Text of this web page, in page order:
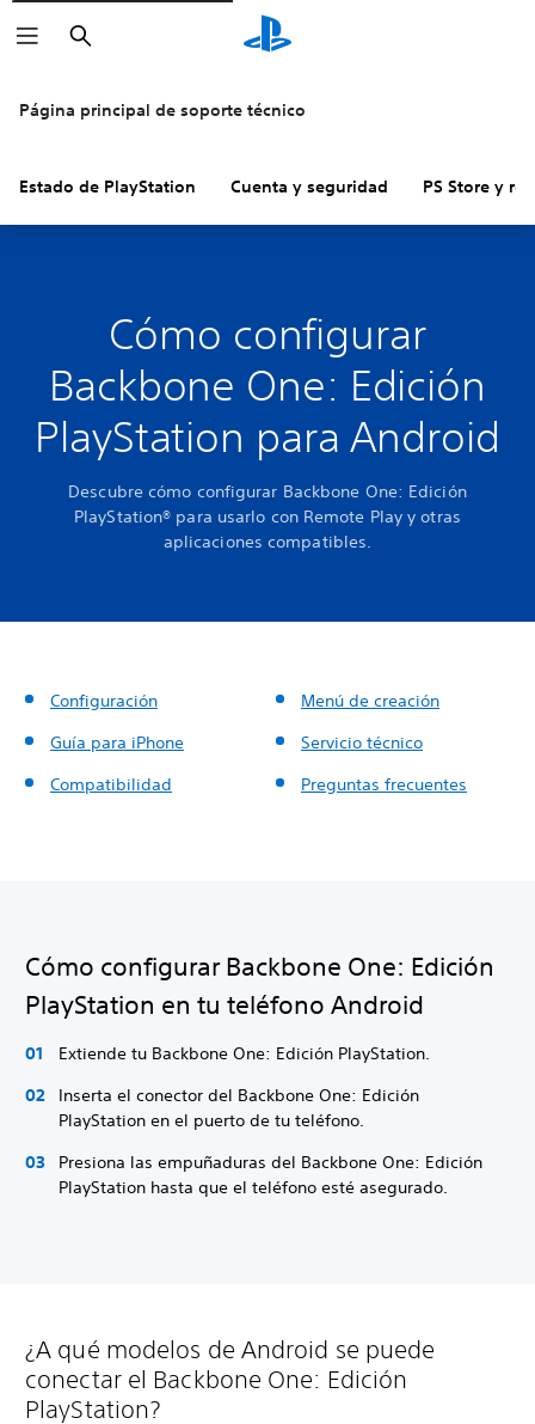
Buscar
Página principal de soporte técnico
Estado de PlayStation Cuenta y seguridad PS Store y
Cómo configurar
Backbone One: Edición
PlayStation para Android
Descubre cómo configurar Backbone One: Edición
PlayStation® para usarlo con Remote Play y otras
aplicaciones compatibles.
Configuración
Guía para iPhone
Compatibilidad
Menú de creación
Servicio técnico
Preguntas frecuentes
Cómo configurar Backbone One: Edición
PlayStation en tu teléfono Android
Extiende tu Backbone One: Edición PlayStation.
Inserta el conector del Backbone One: Edición
PlayStation en el puerto de tu teléfono.
Presiona las empuñaduras del Backbone One: Edición
PlayStation hasta que el teléfono esté asegurado.
¿A qué modelos de Android se puede
conectar el Backbone One: Edición
PlayStation?